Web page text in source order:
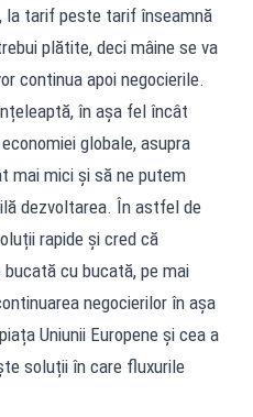
la tarif peste tarif înseamnă
plătite, deci mâine se va
continua apoi negocierile.
în așa fel încât
globale, asupra
mai mici și să ne putem
dezvoltarea. În astfel de
rapide și cred că
cu bucată, pe mai
negocierilor în așa
Uniunii Europene și cea a
soluții în care fluxurile